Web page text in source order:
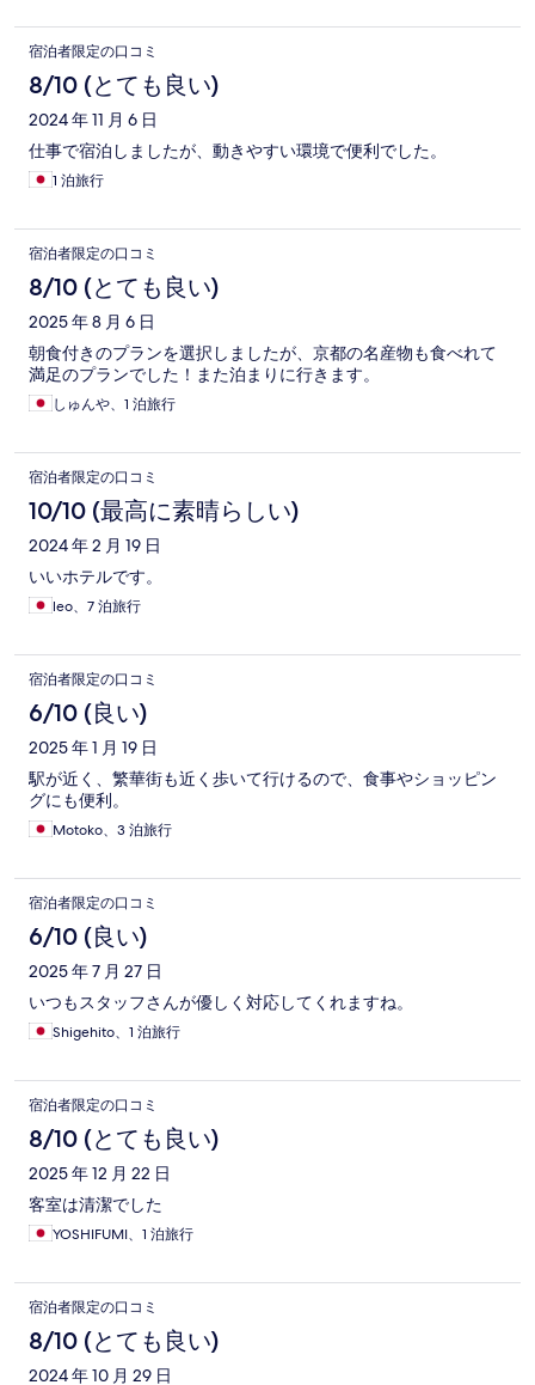
宿泊者限定の口コミ
8/10 (とても良い)
2024 年 11 月 6 日
仕事で宿泊しましたが、動きやすい環境で便利でした。
1 泊旅行
宿泊者限定の口コミ
8/10 (とても良い)
2025 年 8 月 6 日
朝食付きのプランを選択しましたが、京都の名産物も食べれて
満足のプランでした！また泊まりに行きます。
しゅんや、1 泊旅行
宿泊者限定の口コミ
10/10 (最高に素晴らしい)
2024 年 2 月 19 日
いいホテルです。
leo、7 泊旅行
宿泊者限定の口コミ
6/10 (良い)
2025 年 1 月 19 日
駅が近く、繁華街も近く歩いて行けるので、食事やショッピン
グにも便利。
Motoko、3 泊旅行
宿泊者限定の口コミ
6/10 (良い)
2025 年 7 月 27 日
いつもスタッフさんが優しく対応してくれますね。
Shigehito、1 泊旅行
宿泊者限定の口コミ
8/10 (とても良い)
2025 年 12 月 22 日
客室は清潔でした
YOSHIFUMI、1 泊旅行
宿泊者限定の口コミ
8/10 (とても良い)
2024 年 10 月 29 日